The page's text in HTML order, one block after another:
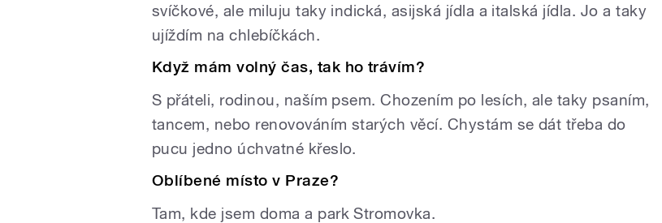
svíčkové, ale miluju taky indická, asijská jídla a italská jídla. Jo a taky
ujíždím na chlebíčkách.
Když mám volný čas, tak ho trávím?
S přáteli, rodinou, naším psem. Chozením po lesích, ale taky psaním,
tancem, nebo renovováním starých věcí. Chystám se dát třeba do
pucu jedno úchvatné křeslo.
Oblíbené místo v Praze?
Tam, kde jsem doma a park Stromovka.